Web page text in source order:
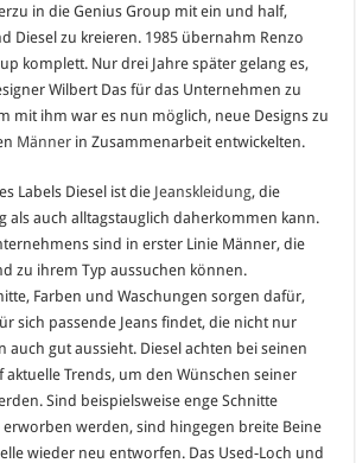
in die Genius Group mit ein und half,
Diesel zu kreieren. 1985 übernahm Renzo
komplett. Nur drei Jahre später gelang es,
Wilbert Das für das Unternehmen zu
mit ihm war es nun möglich, neue Designs zu
Männer in Zusammenarbeit entwickelten.
Labels Diesel ist die Jeanskleidung, die
als auch alltagstauglich daherkommen kann.
sind in erster Linie Männer, die
zu ihrem Typ aussuchen können.
Farben und Waschungen sorgen dafür,
sich passende Jeans findet, die nicht nur
auch gut aussieht. Diesel achten bei seinen
Trends, um den Wünschen seiner
Sind beispielsweise enge Schnitte
werden, sind hingegen breite Beine
wieder neu entworfen. Das Used-Loch und